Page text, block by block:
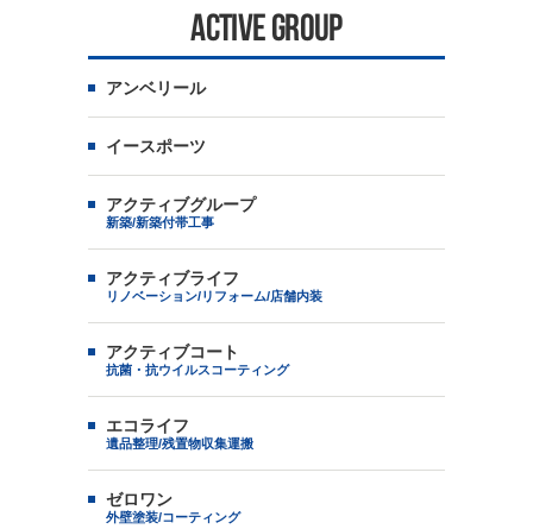
ACTIVE GROUP
アンベリール
イースポーツ
アクティブグループ
新築/新築付帯工事
アクティブライフ
リノベーション/リフォーム/店舗内装
アクティブコート
抗菌・抗ウイルスコーティング
エコライフ
遺品整理/残置物収集運搬
ゼロワン
外壁塗装/コーティング